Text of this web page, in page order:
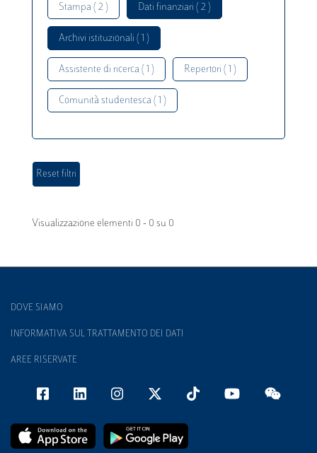
Stampa ( 2 ) Dati finanziari ( 2 )
Archivi istituzionali ( 1 )
Assistente di ricerca ( 1 ) Repertori ( 1 )
Comunità studentesca ( 1 )
Visualizzazione elementi 0 - 0 su 0
DOVE SIAMO
INFORMATIVA SUL TRATTAMENTO DEI DATI
AREE RISERVATE